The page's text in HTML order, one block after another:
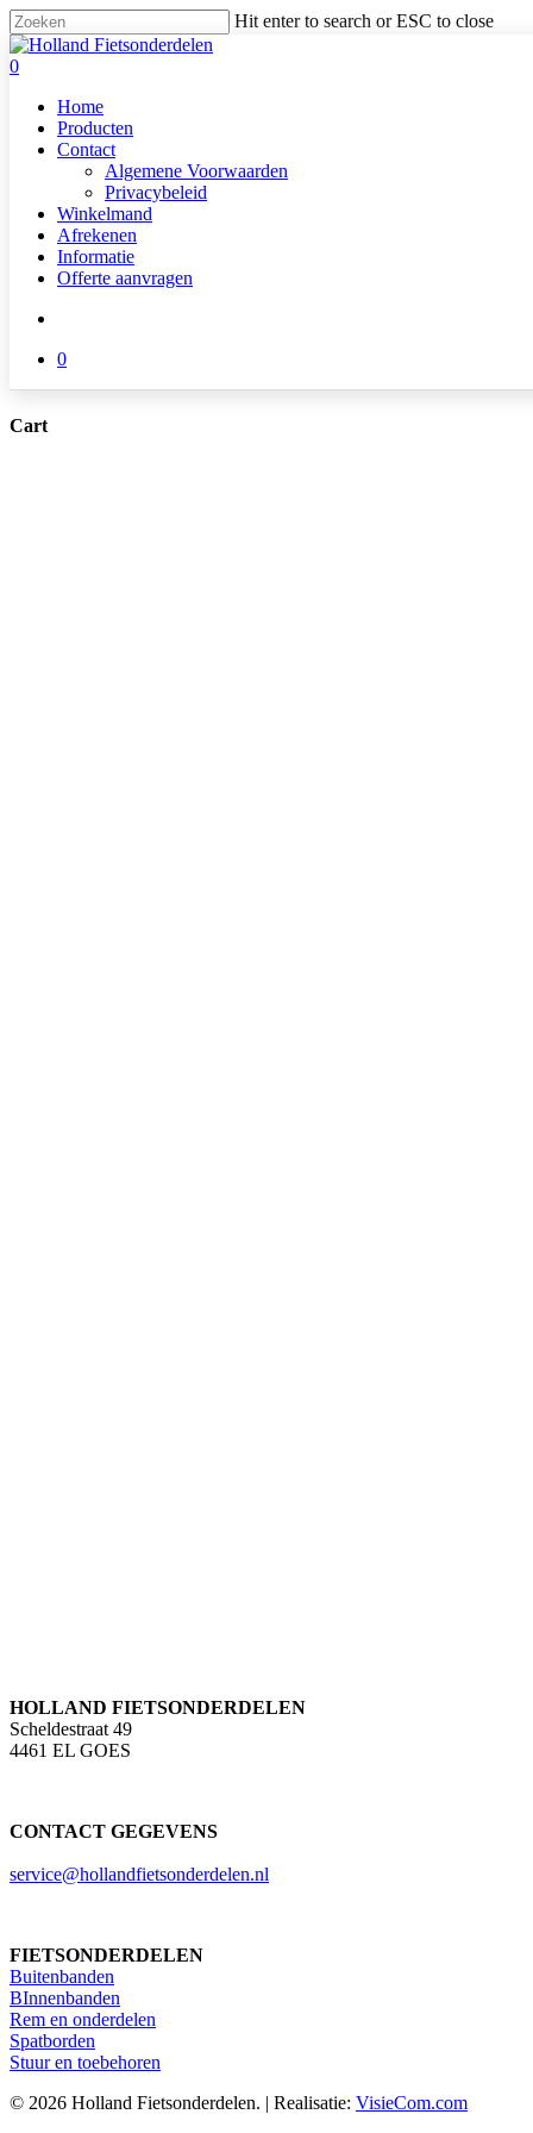
Skip
to
main
Hit enter to search or ESC to close
Close
Search
search
0
Home
Producten
Contact
Algemene Voorwaarden
Privacybeleid
Winkelmand
Afrekenen
Informatie
Offerte aanvragen
0
Cart
HOLLAND FIETSONDERDELEN
Scheldestraat 49
4461 EL GOES
CONTACT GEGEVENS
service@hollandfietsonderdelen.nl
FIETSONDERDELEN
Buitenbanden
BInnenbanden
Rem en onderdelen
Spatborden
Stuur en toebehoren
© 2026 Holland Fietsonderdelen. | Realisatie: VisieCom.com